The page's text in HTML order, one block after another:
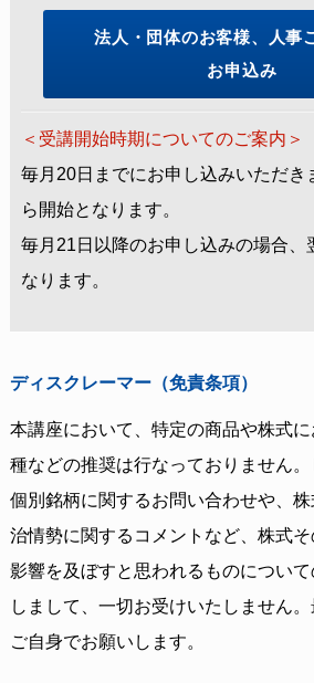
法人・団体のお客様、人事
お申込み
＜受講開始時期についてのご案内＞
毎月20日までにお申し込みいただき
ら開始となります。
毎月21日以降のお申し込みの場合、
なります。
ディスクレーマー（免責条項）
本講座において、特定の商品や株式
種などの推奨は行なっておりません
個別銘柄に関するお問い合わせや、
治情勢に関するコメントなど、株式
影響を及ぼすと思われるものについ
しまして、一切お受けいたしません
ご自身でお願いします。